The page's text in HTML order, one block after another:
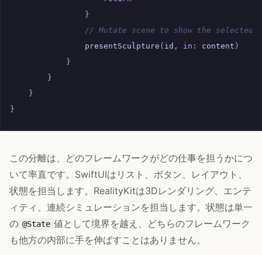
}
// Mutate scene to show the selected
presentSculpture ( id , in : content )
}
}
}
}
この分離は、どのフレームワークがどの仕事を担うかにつ
いて率直です。SwiftUIはリスト、ボタン、レイアウト、
状態を担当します。RealityKitは3Dレンダリング、エンテ
ィティ、連続シミュレーションを担当します。状態は単一
の @State 値として境界を越え、どちらのフレームワーク
も他方の内部に手を伸ばすことはありません。